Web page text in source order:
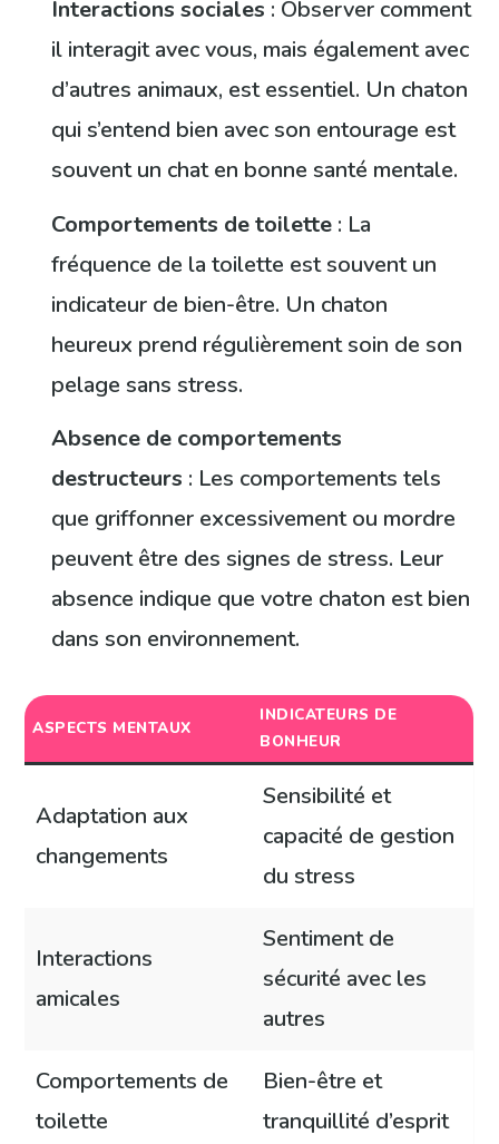
Interactions sociales : Observer comment
il interagit avec vous, mais également avec
d’autres animaux, est essentiel. Un chaton
qui s’entend bien avec son entourage est
souvent un chat en bonne santé mentale.
Comportements de toilette : La
fréquence de la toilette est souvent un
indicateur de bien-être. Un chaton
heureux prend régulièrement soin de son
pelage sans stress.
Absence de comportements
destructeurs : Les comportements tels
que griffonner excessivement ou mordre
peuvent être des signes de stress. Leur
absence indique que votre chaton est bien
dans son environnement.
ASPECTS MENTAUX
INDICATEURS DE
BONHEUR
Adaptation aux
changements
Sensibilité et
capacité de gestion
du stress
Interactions
amicales
Sentiment de
sécurité avec les
autres
Comportements de
toilette
Bien-être et
tranquillité d’esprit